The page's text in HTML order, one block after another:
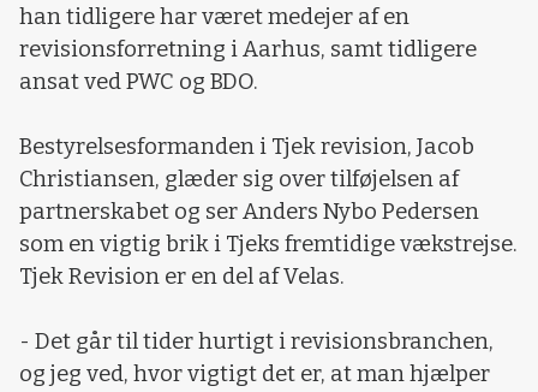
han tidligere har været medejer af en
revisionsforretning i Aarhus, samt tidligere
ansat ved PWC og BDO.
Bestyrelsesformanden i Tjek revision, Jacob
Christiansen, glæder sig over tilføjelsen af
partnerskabet og ser Anders Nybo Pedersen
som en vigtig brik i Tjeks fremtidige vækstrejse.
Tjek Revision er en del af Velas.
- Det går til tider hurtigt i revisionsbranchen,
og jeg ved, hvor vigtigt det er, at man hjælper